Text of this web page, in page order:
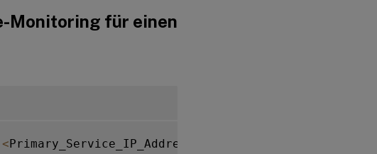
Monitoring für einen
<Primary_Service_IP_Address